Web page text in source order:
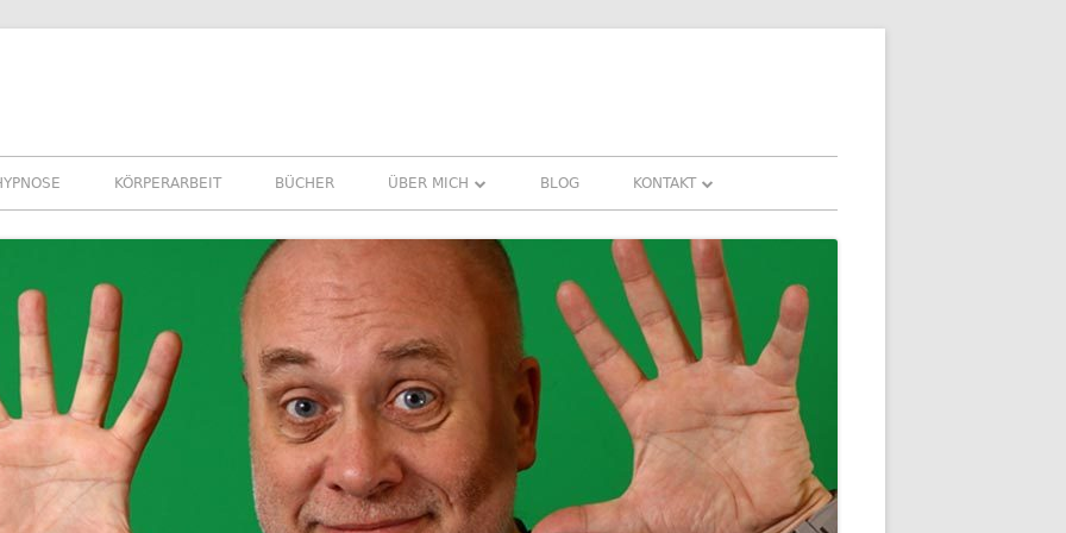
KÖRPERARBEIT BÜCHER ÜBER MICH
REFERENZEN ERFAHRUNGEN UND
NEWSLETTER
BLOG KONTAKT
DOWNLOADS
FAQ
DATENSCHUTZ
IMPRESSUM